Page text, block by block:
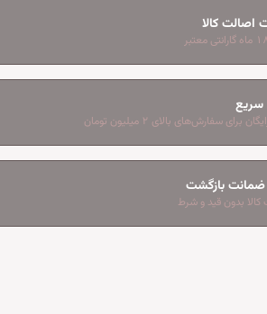
اصالت کالا
سریع
برای سفارش‌های بالای ۲ میلیون تومان
کالا بدون قید و شرط